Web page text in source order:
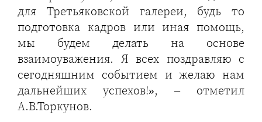
для Третьяковской галереи, будь то
подготовка кадров или иная помощь,
мы будем делать на основе
взаимоуважения. Я всех поздравляю с
сегодняшним событием и желаю нам
дальнейших успехов!», – отметил
А.В.Торкунов.